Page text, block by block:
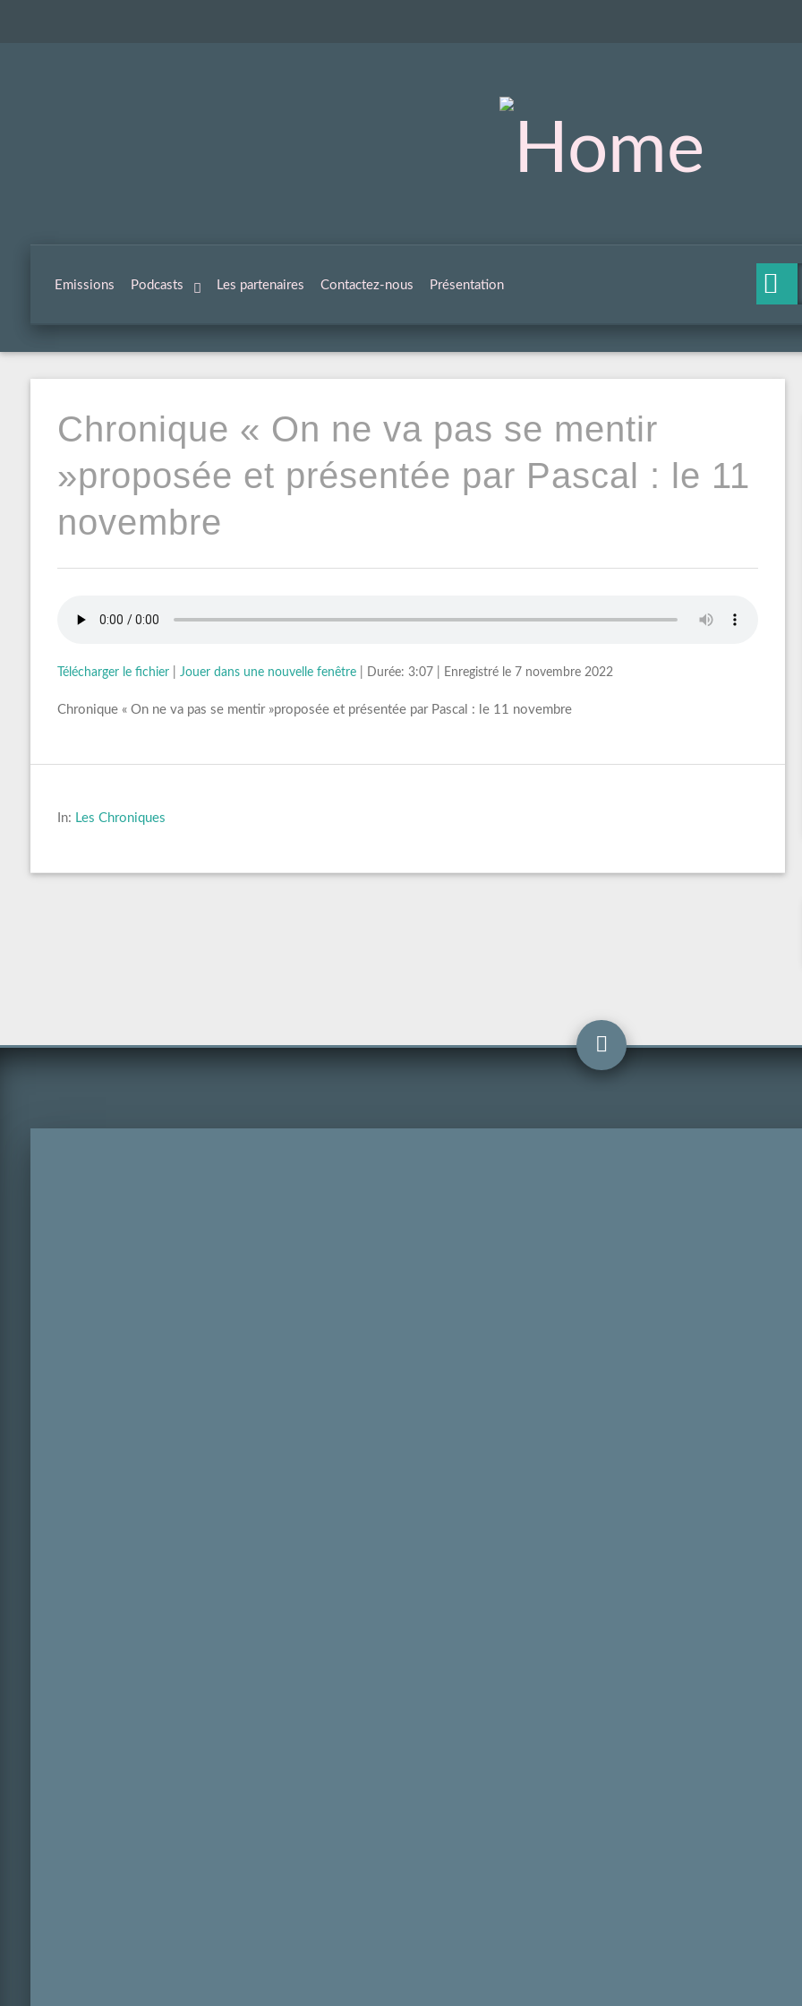
Emissions Podcasts Les partenaires Contactez-nous Présentation
Chronique « On ne va pas se mentir
»proposée et présentée par Pascal : le 11
novembre
Télécharger le fichier| Jouer dans une nouvelle fenêtre| Durée: 3:07 Enregistré le 7 novembre 2022
Chronique « On ne va pas se mentir »proposée et présentée par Pascal : le 11 novembre
In: Les Chroniques